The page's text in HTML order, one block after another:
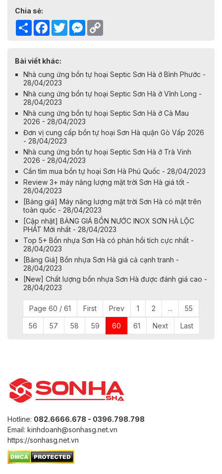
Chia sẻ:
Share Facebook
TwitterMessenger
Bài viết khác:
Nhà cung ứng bồn tự hoại Septic Sơn Hà ở Bình Phước -
28/04/2023
Nhà cung ứng bồn tự hoại Septic Sơn Hà ở Vĩnh Long -
28/04/2023
Nhà cung ứng bồn tự hoại Septic Sơn Hà ở Cà Mau
2026 - 28/04/2023
Đơn vị cung cấp bồn tự hoại Sơn Hà quận Gò Vấp 2026
- 28/04/2023
Nhà cung ứng bồn tự hoại Septic Sơn Hà ở Trà Vinh
2026 - 28/04/2023
Cần tìm mua bồn tự hoại Sơn Hà Phú Quốc - 28/04/2023
Review 3+ máy năng lượng mặt trời Sơn Hà giá tốt -
28/04/2023
[Bảng giá] Máy năng lượng mặt trời Sơn Hà có mặt trên
toàn quốc - 28/04/2023
[Cập nhật] BẢNG GIÁ BỒN NƯỚC INOX SƠN HÀ LỘC
PHÁT Mới nhất - 28/04/2023
Top 5+ Bồn nhựa Sơn Hà có phản hồi tích cực nhất -
28/04/2023
[Bảng Giá] Bồn nhựa Sơn Hà giá cả cạnh tranh -
28/04/2023
[New] Chất lượng bồn nhựa Sơn Hà được đánh giá cao -
28/04/2023
Page 60 / 61 First Prev 1 2 ... 55
56 57 58 59 60 61 Next Last
Hotline: 082.6666.678 - 0396.798.798
Email: kinhdoanh@sonhasg.net.vn
https://sonhasg.net.vn